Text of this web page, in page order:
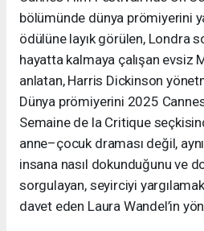
bölümünde dünya prömiyerini
ödülüne layık görülen, Londra
hayatta kalmaya çalışan evsiz
anlatan, Harris Dickinson
Dünya prömiyerini 2025
Semaine de la Critique
anne–çocuk draması değil,
insana nasıl dokunduğunu ve
sorgulayan, seyirciyi
davet eden Laura Wandel’in